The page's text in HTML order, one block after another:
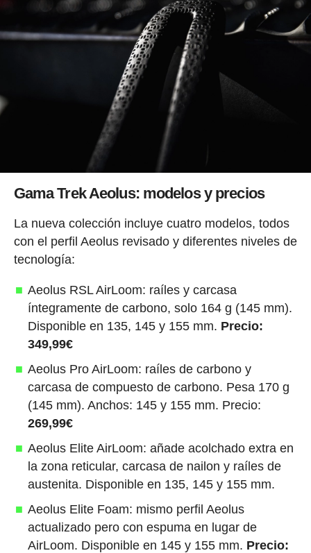
Gama Trek Aeolus: modelos y precios
La nueva colección incluye cuatro modelos, todos
con el perfil Aeolus revisado y diferentes niveles de
tecnología:
Aeolus RSL AirLoom: raíles y carcasa
íntegramente de carbono, solo 164 g (145 mm).
Disponible en 135, 145 y 155 mm. Precio:
349,99€
Aeolus Pro AirLoom: raíles de carbono y
carcasa de compuesto de carbono. Pesa 170 g
(145 mm). Anchos: 145 y 155 mm. Precio:
269,99€
Aeolus Elite AirLoom: añade acolchado extra en
la zona reticular, carcasa de nailon y raíles de
austenita. Disponible en 135, 145 y 155 mm.
Aeolus Elite Foam: mismo perfil Aeolus
actualizado pero con espuma en lugar de
AirLoom. Disponible en 145 y 155 mm. Precio: